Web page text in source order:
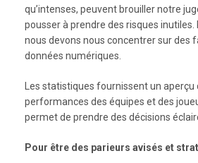
qu’intenses, peuvent brouiller notre
pousser à prendre des risques inutiles.
nous devons nous concentrer sur des
données numériques.
Les statistiques fournissent un aperçu
performances des équipes et des
permet de prendre des décisions
Pour être des parieurs avisés et